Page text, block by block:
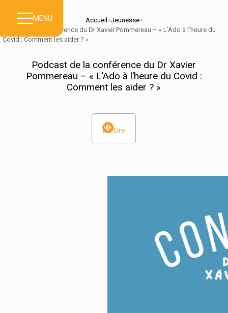
MENU Accueil >Jeunesse>
Podcast de la conférence du Dr Xavier Pommereau – « L’Ado à l’heure du
Covid : Comment les aider ? »
Podcast de la conférence du Dr Xavier
Pommereau – « L’Ado à l’heure du Covid :
Comment les aider ? »
Lire